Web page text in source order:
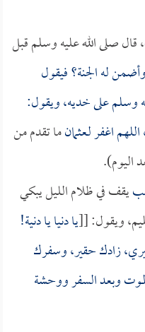
، قال صلى الله عليه وسلم قبل
له الجنة؟ فيقول
وسلم على خديه، ويقول:
اغفر لـعثمانما تقدم من
اليوم).
يقف في ظلام الليل يبكي
ويقول: [[يا دنيا يا دنية!
زادك حقير، وسفرك
وبعد السفر ووحشة